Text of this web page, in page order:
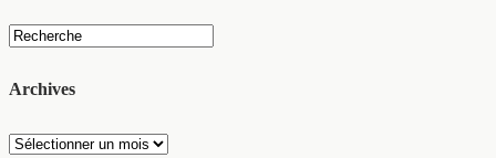
Archives
Archives